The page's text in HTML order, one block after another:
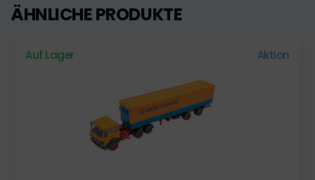
ÄHNLICHE PRODUKTE
Auf Lager Aktion